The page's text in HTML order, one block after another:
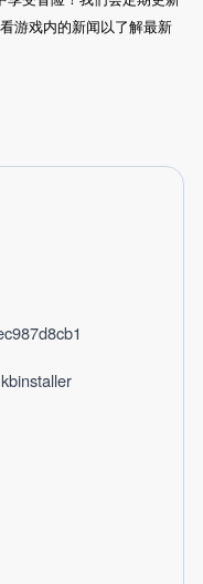
游戏内的新闻以了解最新